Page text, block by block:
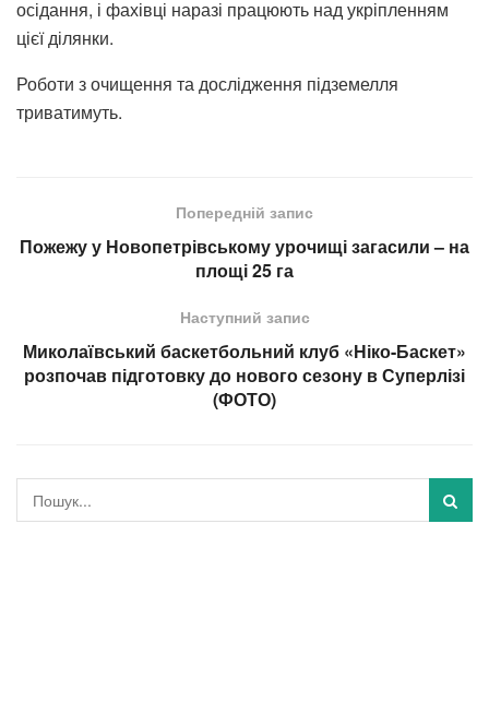
осідання, і фахівці наразі працюють над укріпленням
цієї ділянки.
Роботи з очищення та дослідження підземелля
триватимуть.
Попередній запис
Пожежу у Новопетрівському урочищі загасили – на
площі 25 га
Наступний запис
Миколаївський баскетбольний клуб «Ніко-Баскет»
розпочав підготовку до нового сезону в Суперлізі
(ФОТО)